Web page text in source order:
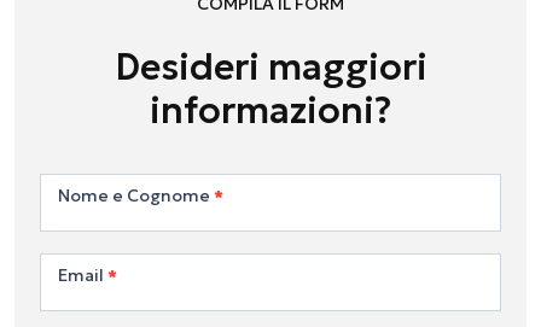
Desideri maggiori
informazioni?
Contattaci
Nome e Cognome*
Email*